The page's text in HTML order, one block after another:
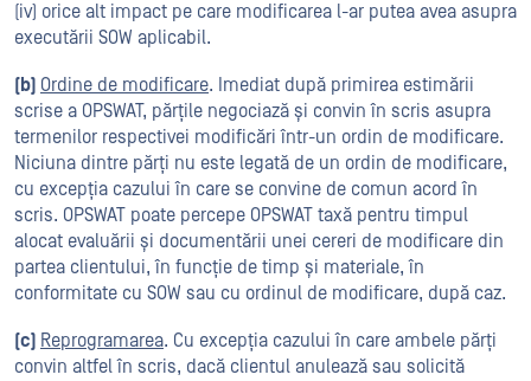
(iv) orice alt impact pe care modificarea l-ar putea avea asupra
executării SOW aplicabil.
(b) Ordine de modificare. Imediat după primirea estimării
scrise a OPSWAT, părțile negociază și convin în scris asupra
termenilor respectivei modificări într-un ordin de modificare.
Niciuna dintre părți nu este legată de un ordin de modificare,
cu excepția cazului în care se convine de comun acord în
scris. OPSWAT poate percepe OPSWAT taxă pentru timpul
alocat evaluării și documentării unei cereri de modificare din
partea clientului, în funcție de timp și materiale, în
conformitate cu SOW sau cu ordinul de modificare, după caz.
(c) Reprogramarea. Cu excepția cazului în care ambele părți
convin altfel în scris, dacă clientul anulează sau solicită